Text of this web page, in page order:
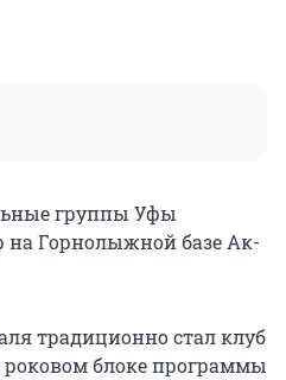
группы Уфы
на Горнолыжной базе Ак-
традиционно стал клуб
блоке программы